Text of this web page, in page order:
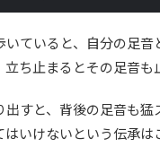
ていると、自分の足
ち止まるとその足音も
すと、背後の足音も
はいけないという伝承